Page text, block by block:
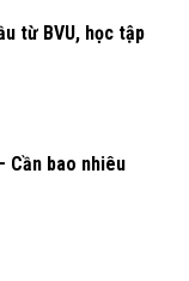
từ BVU, học tập
Cần bao nhiêu